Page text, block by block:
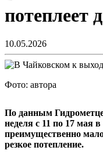
потеплеет
10.05.2026
Фото: автора
По данным
неделя с 11 по 17 мая
преимущественно
резкое потепление.